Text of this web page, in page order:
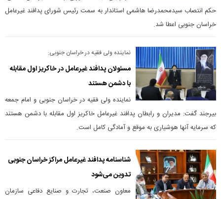
حکم انتصاب سیدمحمدرضا هاشمی استاندار به سمت رئیس شورای پدافند غیرعامل
خراسان جنوبی اعطا شد.
نماینده ولی فقیه در خراسان جنوبی:
مسئولان پدافند غیرعامل در خاکریز اول مقابله
با دشمن هستند
نماینده ولی فقیه در خراسان جنوبی و امام جمعه
بیرجند گفت: مدیران و رابطان پدافند غیرعامل خاکریز اول مقابله با دشمن هستند
که سرمایه آنها هوشیاری به موقع و آمادگی کامل است.
شناسنامه پدافند غیرعامل مراکز خراسان جنوبی
تدوین می‌شود
معاون صنعت، تجارت و صنایع دفاعی سازمان